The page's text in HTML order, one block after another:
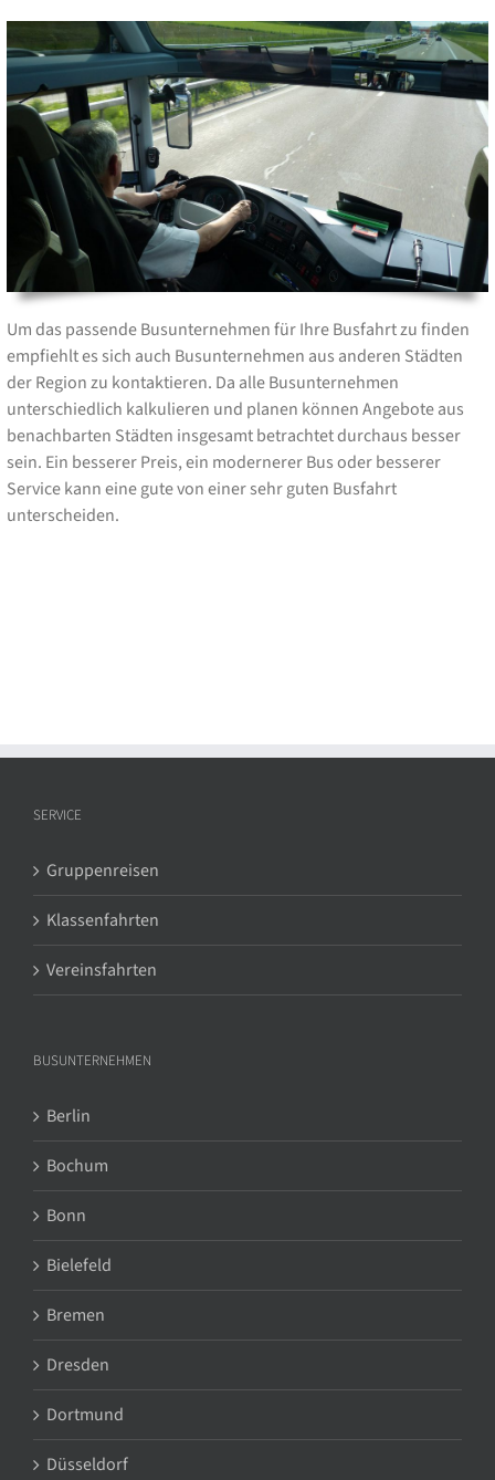
Um das passende Busunternehmen für Ihre Busfahrt zu finden
empfiehlt es sich auch Busunternehmen aus anderen Städten
der Region zu kontaktieren. Da alle Busunternehmen
unterschiedlich kalkulieren und planen können Angebote aus
benachbarten Städten insgesamt betrachtet durchaus besser
sein. Ein besserer Preis, ein modernerer Bus oder besserer
Service kann eine gute von einer sehr guten Busfahrt
unterscheiden.
SERVICE
Gruppenreisen
Klassenfahrten
Vereinsfahrten
BUSUNTERNEHMEN
Berlin
Bochum
Bonn
Bielefeld
Bremen
Dresden
Dortmund
Düsseldorf